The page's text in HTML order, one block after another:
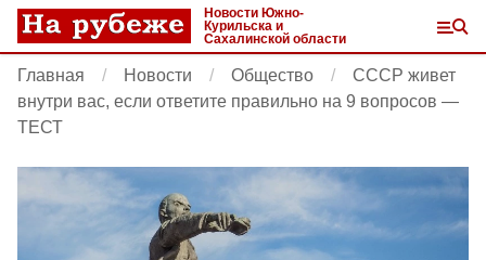
Новости Южно-
Курильска и
Сахалинской области
Главная Новости Общество
СССР живет
внутри вас, если ответите правильно на 9 вопросов —
ТЕСТ